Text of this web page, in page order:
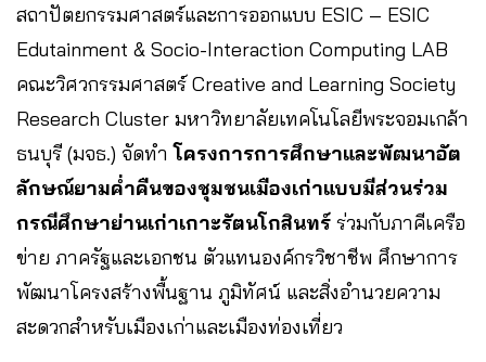
สถาปัตยกรรมศาสตร์และการออกแบบ ESIC – ESIC
Edutainment & Socio-Interaction Computing LAB
คณะวิศวกรรมศาสตร์ Creative and Learning Society
Research Cluster มหาวิทยาลัยเทคโนโลยีพระจอมเกล้า
ธนบุรี (มจธ.) จัดทำโครงการการศึกษาและพัฒนาอัต
ลักษณ์ยามค่ำคืนของชุมชนเมืองเก่าแบบมีส่วนร่วม
กรณีศึกษาย่านเก่าเกาะรัตนโกสินทร์ ร่วมกับภาคีเครือ
ข่าย ภาครัฐและเอกชน ตัวแทนองค์กรวิชาชีพ ศึกษาการ
พัฒนาโครงสร้างพื้นฐาน ภูมิทัศน์ และสิ่งอำนวยความ
สะดวกสำหรับเมืองเก่าและเมืองท่องเที่ยว